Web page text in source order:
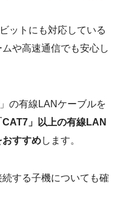
ットにも対応している
や高速通信でも安心し
の有線LANケーブルを
CAT7」以上の有線LAN
おすすめします。
する子機についても確